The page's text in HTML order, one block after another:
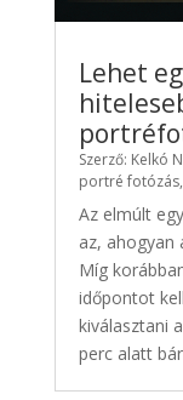
Lehet
Szerző: Kelkó
portré fotózás,
Az elmúlt
az, ahogyan
Míg
időpontot
kiválasztani
perc alatt